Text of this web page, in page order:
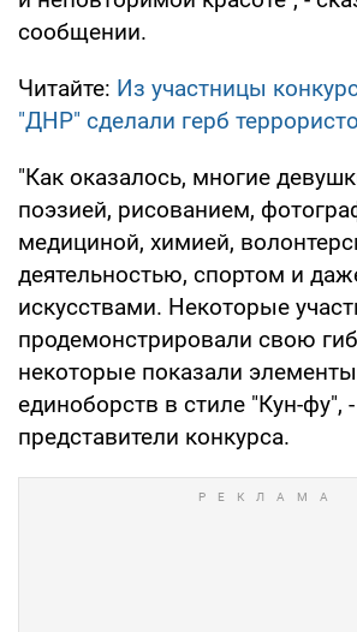
сообщении.
Читайте: Из участницы
"ДНР" сделали герб
"Как оказалось, многие
поэзией, рисованием,
медициной, химией,
деятельностью, спортом и
искусствами. Некоторые
продемонстрировали свою
некоторые показали
единоборств в стиле "Кун-фу",
представители конкурса.